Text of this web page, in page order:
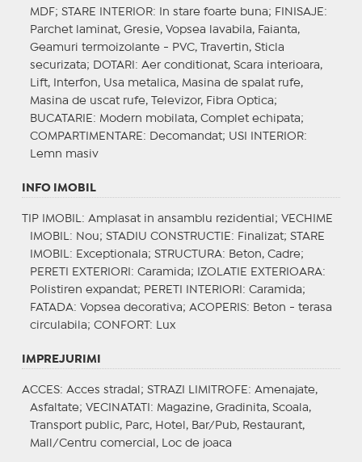
MDF; STARE INTERIOR: In stare foarte buna; FINISAJE :
Parchet laminat, Gresie, Vopsea lavabila, Faianta,
Geamuri termoizolante - PVC, Travertin, Sticla
securizata;
DOTARI : Aer conditionat, Scara interioara,
Lift, Interfon, Usa metalica, Masina de spalat rufe,
Masina de uscat rufe, Televizor, Fibra Optica;
BUCATARIE : Modern mobilata, Complet echipata;
COMPARTIMENTARE : Decomandat; USI INTERIOR:
Lemn masiv
INFO IMOBIL
TIP IMOBIL : Amplasat in ansamblu rezidential; VECHIME
IMOBIL : Nou; STADIU CONSTRUCTIE : Finalizat; STARE
IMOBIL : Exceptionala; STRUCTURA: Beton, Cadre;
PERETI EXTERIORI : Caramida; IZOLATIE EXTERIOARA:
Polistiren expandat; PERETI INTERIORI : Caramida;
FATADA: Vopsea decorativa; ACOPERIS: Beton - terasa
circulabila; CONFORT : Lux
IMPREJURIMI
ACCES: Acces stradal; STRAZI LIMITROFE : Amenajate,
Asfaltate; VECINATATI : Magazine, Gradinita, Scoala,
Transport public, Parc, Hotel, Bar/Pub, Restaurant,
Mall/Centru comercial, Loc de joaca